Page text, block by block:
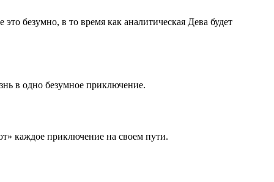
безумно, в то время как аналитическая Дева будет
в одно безумное приключение.
каждое приключение на своем пути.